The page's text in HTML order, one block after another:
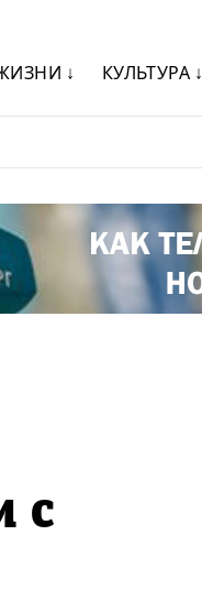
↓ КУЛЬТУРА ↓
с